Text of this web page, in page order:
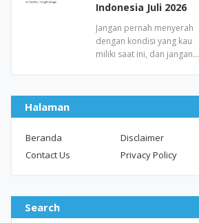
Indonesia Juli 2026
Jangan pernah menyerah
dengan kondisi yang kau
miliki saat ini, dan jangan…
Halaman
Beranda
Disclaimer
Contact Us
Privacy Policy
Search